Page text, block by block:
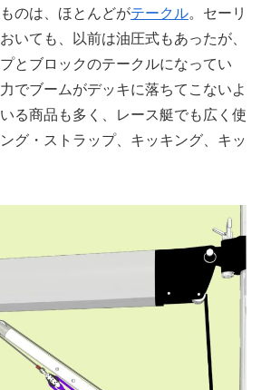
のは、ほとんどがテークル。セーリ
いても、以前は油圧式もあったが、
とブロックのテークルになってい
でブームがデッキに落ちてこないよ
る商品も多く、レース艇でも広く使
グ・ストラップ、キッキング、キッ